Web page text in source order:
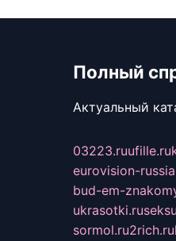
Полный
Актуальный
03223.ruufille.ru
eurovision-
bud-em-
ukrasotki.ru
sormol.ru2rich.ru